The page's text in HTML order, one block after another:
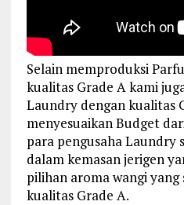
Selain memproduksi
kualitas Grade A kami
Laundry dengan kualitas
menyesuaikan Budget
para pengusaha Laundry
dalam kemasan jerigen
pilihan aroma wangi yang
kualitas Grade A.